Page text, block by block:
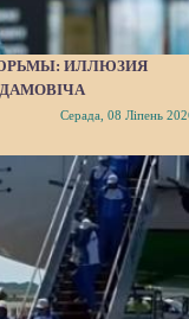
ИЛЛЮЗИЯ
Серада, 08 Ліпень